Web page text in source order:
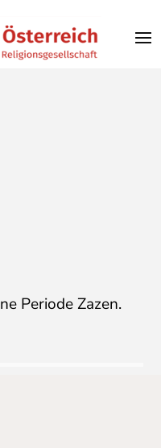
Periode Zazen.